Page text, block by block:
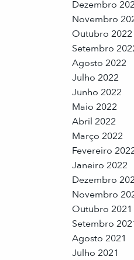
Dezembro
Novembro
Outubro 2022
Setembro
Agosto 2022
Julho 2022
Junho 2022
Maio 2022
Abril 2022
Março 2022
Fevereiro
Janeiro 2022
Dezembro
Novembro
Outubro 2021
Setembro
Agosto 2021
Julho 2021